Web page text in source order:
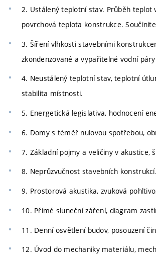
2. Ustálený teplotní stav. Průběh
povrchová teplota konstrukce.
3. Šíření vlhkosti stavebními
zkondenzované a vypařitelné vodní
4. Neustálený teplotní stav, teplotní
stabilita místnosti.
5. Energetická legislativa, hodnocení
6. Domy s téměř nulovou spotřebou,
7. Základní pojmy a veličiny v akustice,
8. Neprůzvučnost stavebních
9. Prostorová akustika, zvuková
10. Přímé sluneční záření, diagram
11. Denní osvětlení budov, posouzení
12. Úvod do mechaniky materiálu,